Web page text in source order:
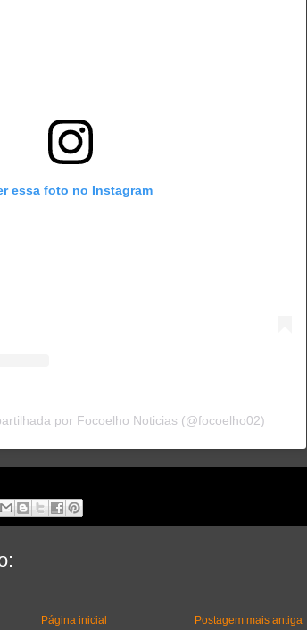
essa foto no Instagram
por Focoelho Noticias (@focoelho02)
Postagem mais antiga
Página inicial